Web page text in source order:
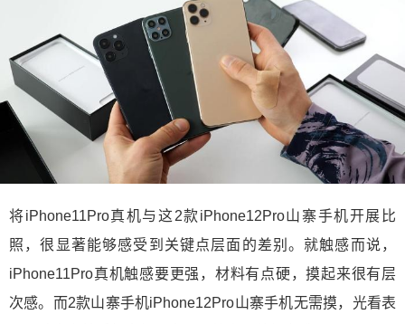
将iPhone11Pro真机与这2款iPhone12Pro山寨手机开展比
照，很显著能够感受到关键点层面的差别。就触感而说，
iPhone11Pro真机触感要更强，材料有点硬，摸起来很有层
次感。而2款山寨手机iPhone12Pro山寨手机无需摸，光看表